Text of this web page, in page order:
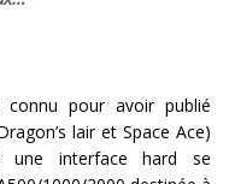
connu pour avoir publié
lair et Space Ace)
une interface hard se